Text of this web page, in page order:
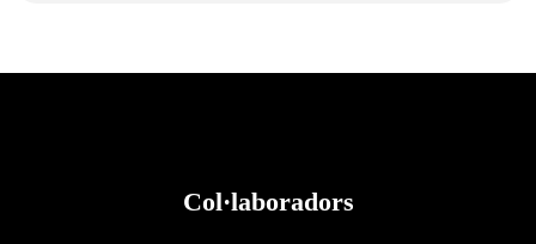
Col·laboradors